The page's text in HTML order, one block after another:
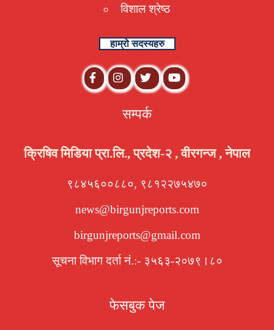
विशाल श्रेष्ठ
हाम्रो सदस्यहरु
सम्पर्क
क्रिषिव मिडिया प्रा.लि., प्रदेश-२ , वीरगन्ज , नेपाल
९८४५६००८८०, ९८१२२७५४७०
news@birgunjreports.com
birgunjreports@gmail.com
सूचना विभाग दर्ता नं.:- ३५६३-२०७९।८०
फेसबुक पेज